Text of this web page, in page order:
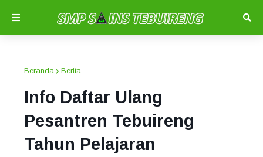
Beranda Berita
Info Daftar Ulang
Pesantren Tebuireng
Tahun Pelajaran